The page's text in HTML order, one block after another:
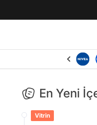
En Yeni
Vitrin